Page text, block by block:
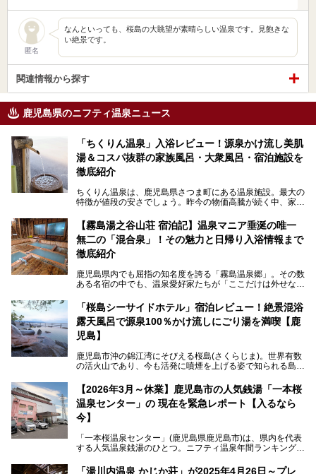
匿名
なんといっても、桜島の大眺望が素晴らしい温泉です。見飽きな
い絶景です。
関連情報から探す
鹿児島県のニフティ温泉ニュース
「ちくりん温泉」入浴レビュー！源泉かけ流し美肌
湯＆コスパ抜群の家族風呂・大衆風呂・宿泊施設を
徹底紹介
ちくりん温泉は、鹿児島県さつま町にある温泉施設。最大の
特徴が値段の安さでしょう。昨今の物価高騰が続く中、家族
4,000円～、と驚くべき価格を維持。
さらに、源泉100％かけ流しのツルツル美肌湯を堪能できる
点にも注目すべき。30年以上全国の温泉を巡った筆者の経
験上、穴場中の穴場と言っても決して過言ではありません。
今回は「ちくりん温泉」の家族風呂・大衆風呂・宿泊施設に
ついて、徹底レビューします！
【霧島湯之谷山荘 宿泊記】温泉マニア垂涎の唯一
無二の「混合泉」！その魅力と日帰り入浴情報まで
徹底紹介
鹿児島県内でも屈指の知名度を誇る「霧島温泉郷」。その数
ある名宿の中でも、温泉愛好家たちが「ここだけは外せな
山荘）」です。
最大の魅力は、ここでしか体験できない絶妙なバランスの
「自噴混合泉」。今回は、その極上の湯を心ゆくまで堪能す
べく宿泊し、実際に感じたお湯のちからと宿の魅力を詳しく
レポートします。
また、気軽に立ち寄りたい方のための「日帰り入浴情報」も
併せて解説。温泉マニアをも唸らせる“生きたお湯”の正体に
迫ります。
「桜島シーサイドホテル」宿泊レビュー！絶景混浴
露天風呂で源泉100％かけ流しにごり湯を満喫【鹿
児島】
鹿児島市沖の錦江湾にそびえる桜島(さくらじま)。世界有数
の活火山であり、今も活発に噴煙を上げる姿で知られる島で
ートホテル。最大の魅力が、錦江湾に面した絶景混浴露天風
呂でしょう。源泉100％かけ流しのにごり湯は、多くの温泉
ファンを魅了する存在です。
今回筆者自ら宿泊。桜島シーサイドホテルの“温泉”はじめ、
食事やアクセスなど詳細レビューします。
【2026年3月～休業】鹿児島市の人気銭湯「一本桜
温泉センター」の 現在を緊急レポート【入るなら
今】
「一本桜温泉センター」(鹿児島県鹿児島市)は、県内を代表
する人気温泉銭湯のひとつ。ニフティ温泉年間ランキング2
営業なので、就寝前の入浴や寝起き一番の朝湯など利便性が
「湯川内温泉 かじか荘」が2025年4月26日～プレ